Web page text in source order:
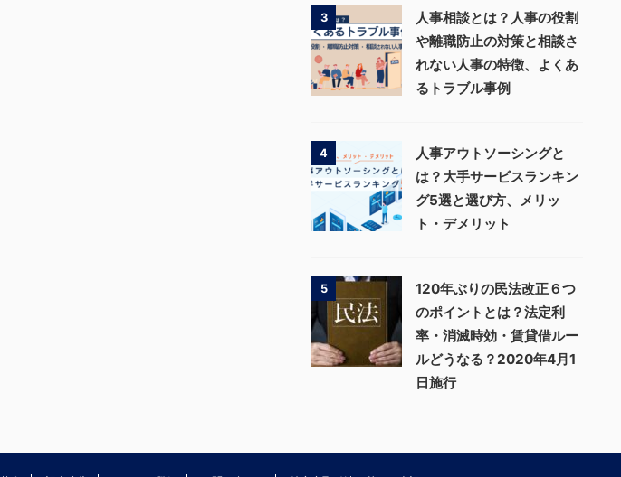
3
人事相談とは？人事の役割
や離職防止の対策と相談さ
れない人事の特徴、よくあ
るトラブル事例
4
人事アウトソーシングと
は？大手サービスランキン
グ5選と選び方、メリッ
ト・デメリット
5
120年ぶりの民法改正６つ
のポイントとは？法定利
率・消滅時効・賃貸借ルー
ルどうなる？2020年4月1
日施行